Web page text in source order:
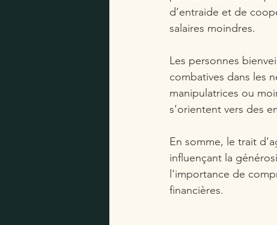
d’entraide et de
salaires moindres.
Les personnes
combatives dans les
manipulatrices ou
s’orientent vers des
En somme, le trait
influençant la
l'importance de
financières.